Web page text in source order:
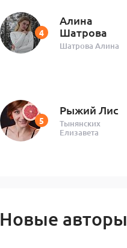
Алина
Шатрова
Шатрова Алина
Рыжий Лис
Тынянских
Елизавета
Новые авторы